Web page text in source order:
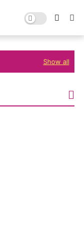
Show all